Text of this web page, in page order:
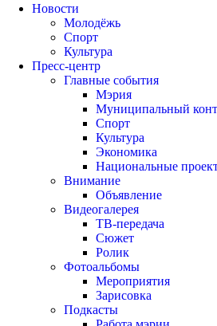
Новости
Молодёжь
Спорт
Культура
Пресс-центр
Главные события
Мэрия
Муниципальный
Спорт
Культура
Экономика
Национальные
Внимание
Объявление
Видеогалерея
ТВ-передача
Сюжет
Ролик
Фотоальбомы
Мероприятия
Зарисовка
Подкасты